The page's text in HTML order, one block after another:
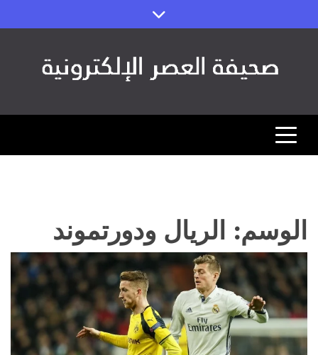
to
صحيفة العصر
الوسم: الريال ودورتموند